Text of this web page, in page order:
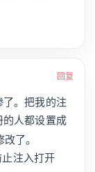
回复
。把我的注
人都设置成
了。
注入打开